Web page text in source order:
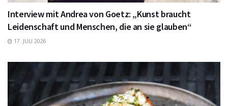
Interview mit Andrea von Goetz: „Kunst braucht
Leidenschaft und Menschen, die an sie glauben“
17. JULI 2026